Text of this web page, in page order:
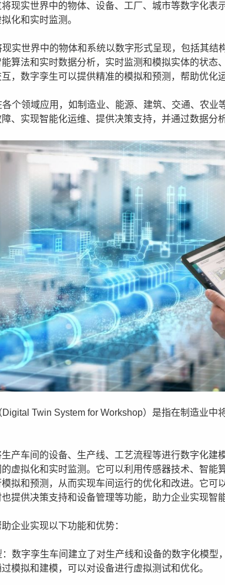
现实世界中的物体、设备、工厂、城市等数字化表
化和实时监测。
实世界中的物体和系统以数字形式呈现，包括其结
算法和实时数据分析，实时监测和模拟实体的状态
，数字孪生可以提供精准的模拟和预测，帮助优化
个领域应用，如制造业、能源、建筑、交通、农业
、实现智能化运维、提供决策支持，并通过数据分
Twin System for Workshop）是指在制造业中
产车间的设备、生产线、工艺流程等进行数字化建
虚拟化和实时监测。它可以利用传感器技术、智能
拟和预测，从而实现车间运行的优化和改进。它可
提供决策支持和设备管理等功能，助力企业实现智能
企业实现以下功能和优势：
数字孪生车间建立了对生产线和设备的数字化模型
模拟和建模，可以对设备进行虚拟测试和优化。